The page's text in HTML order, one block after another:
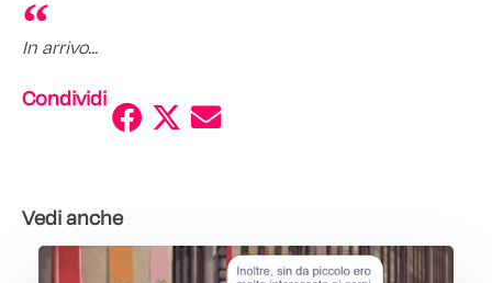
In arrivo...
Condividi
Vedi anche